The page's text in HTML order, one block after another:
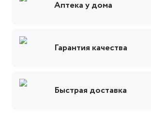
Аптека у дома
Гарантия качества
Быстрая доставка